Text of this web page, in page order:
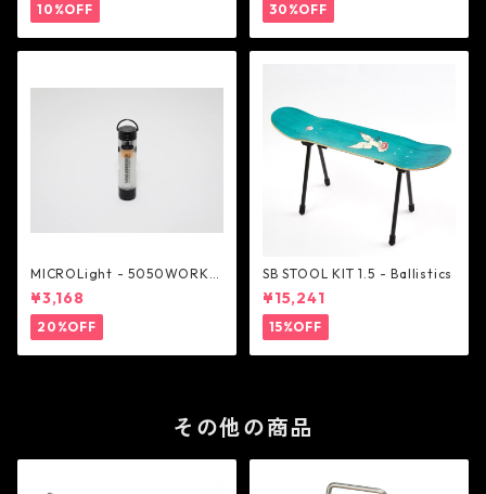
10%OFF 30%OFF
MICROLight - 5050WORKS
HOP
¥3,168
20%OFF
SB STOOL KIT 1.5 - Ballistics
¥15,241
15%OFF
その他の商品